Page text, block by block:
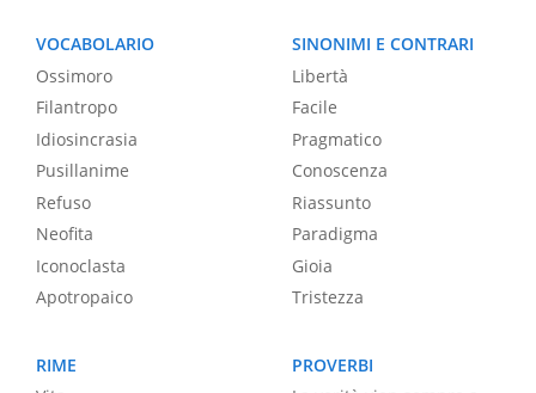
VOCABOLARIO
Ossimoro
Filantropo
Idiosincrasia
Pusillanime
Refuso
Neofita
Iconoclasta
Apotropaico
SINONIMI E CONTRARI
Libertà
Facile
Pragmatico
Conoscenza
Riassunto
Paradigma
Gioia
Tristezza
RIME
PROVERBI